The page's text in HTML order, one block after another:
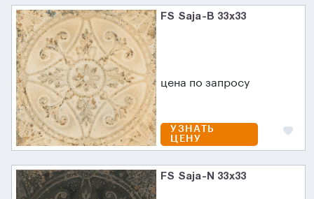
FS Saja-B 33x33
цена по запросу
УЗНАТЬ
ЦЕНУ
FS Saja-N 33x33